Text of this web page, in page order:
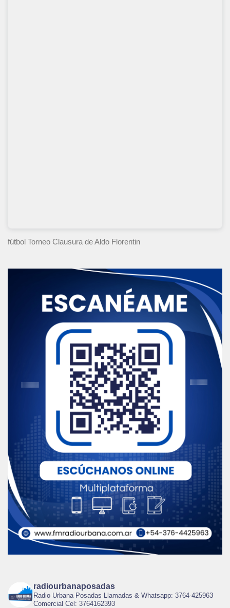
fútbol Torneo Clausura de Aldo Florentin
radiourbanaposadas
Radio Urbana Posadas Llamadas & Whatsapp: 3764-425963
Comercial Cel: 3764162393